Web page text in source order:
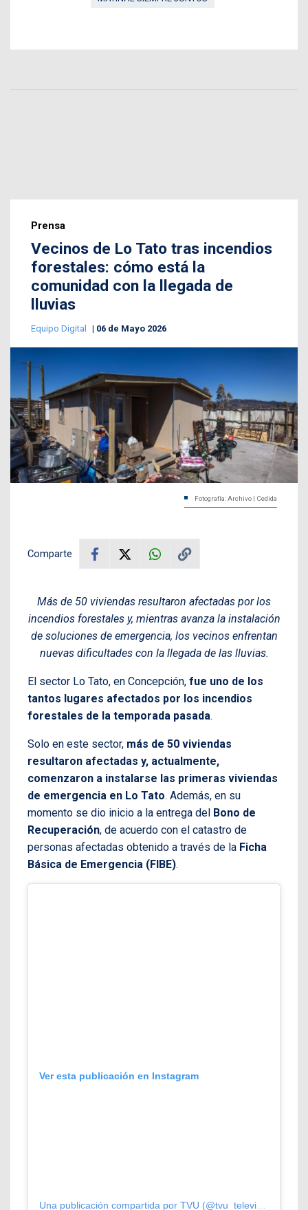
Prensa
Vecinos de Lo Tato tras incendios
forestales: cómo está la
comunidad con la llegada de
lluvias
Equipo Digital 06 de Mayo 2026
Fotografía: Archivo | Cedida
Comparte
Más de 50 viviendas resultaron afectadas por los
incendios forestales y, mientras avanza la instalación
de soluciones de emergencia, los vecinos enfrentan
nuevas dificultades con la llegada de las lluvias.
El sector Lo Tato, en Concepción, fue uno de los
tantos lugares afectados por los incendios
forestales de la temporada pasada.
Solo en este sector, más de 50 viviendas
resultaron afectadas y, actualmente,
comenzaron a instalarse las primeras viviendas
de emergencia en Lo Tato. Además, en su
momento se dio inicio a la entrega del Bono de
Recuperación, de acuerdo con el catastro de
personas afectadas obtenido a través de la Ficha
Básica de Emergencia (FIBE).
Ver esta publicación en Instagram